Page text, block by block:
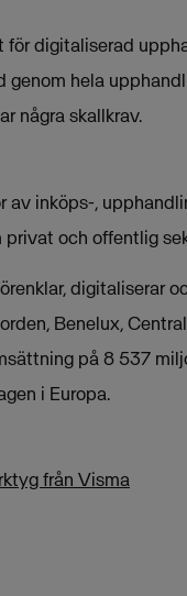
digitaliserad
hela
några skallkrav.
inköps-,
privat och offentlig
digitaliserar
Benelux,
på 8 537
i Europa.
från Visma